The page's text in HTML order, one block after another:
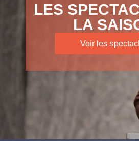
LES
LA
Voir les